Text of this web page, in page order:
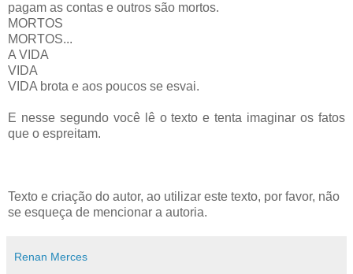
pagam as contas e outros são mortos.
MORTOS
MORTOS...
A VIDA
VIDA
VIDA brota e aos poucos se esvai.
E nesse segundo você lê o texto e tenta imaginar os fatos
que o espreitam.
Texto e criação do autor, ao utilizar este texto, por favor, não
se esqueça de mencionar a autoria.
Renan Merces